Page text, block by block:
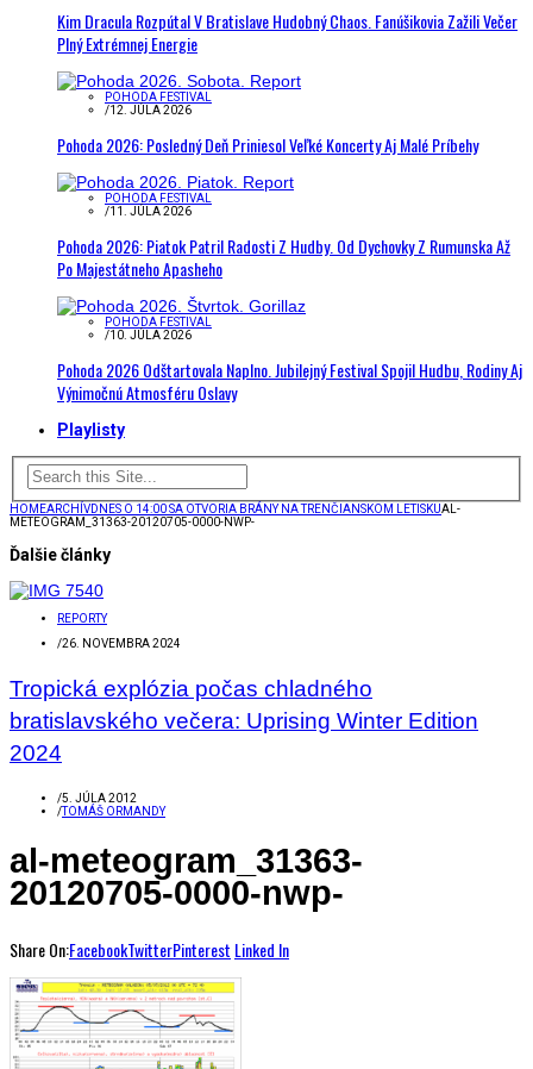
Kim Dracula Rozpútal V Bratislave Hudobný Chaos. Fanúšikovia Zažili Večer
Plný Extrémnej Energie
POHODA FESTIVAL
/12. JÚLA 2026
Pohoda 2026: Posledný Deň Priniesol Veľké Koncerty Aj Malé Príbehy
POHODA FESTIVAL
/11. JÚLA 2026
Pohoda 2026: Piatok Patril Radosti Z Hudby. Od Dychovky Z Rumunska Až
Po Majestátneho Apasheho
POHODA FESTIVAL
/10. JÚLA 2026
Pohoda 2026 Odštartovala Naplno. Jubilejný Festival Spojil Hudbu, Rodiny Aj
Výnimočnú Atmosféru Oslavy
Playlisty
HOMEARCHÍVDNES O 14:00 SA OTVORIA BRÁNY NA TRENČIANSKOM LETISKUAL-
METEOGRAM_31363-20120705-0000-NWP-
Ďalšie články
REPORTY
/26. NOVEMBRA 2024
Tropická explózia počas chladného
bratislavského večera: Uprising Winter Edition
2024
/5. JÚLA 2012
/TOMÁŠ ORMANDY
al-meteogram_31363-
20120705-0000-nwp-
Share On:FacebookTwitterPinterest Linked In